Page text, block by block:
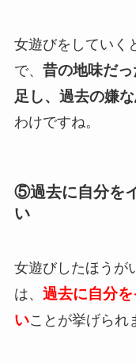
女遊びをしていく
で、 昔の地味だ
足し、過去の嫌
わけですね。
⑤過去に自分を
い
女遊びしたほうが
は、 過去に自分
いことが挙げられ